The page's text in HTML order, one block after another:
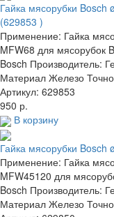
Гайка мясорубки
(629853 )
Применение: Гайка
MFW68 для мясорубок
Bosch Производитель:
Материал Железо
Артикул: 629853
950 р.
В корзину
Гайка мясорубки
Применение: Гайка
MFW45120 для
Bosch Производитель:
Материал Железо